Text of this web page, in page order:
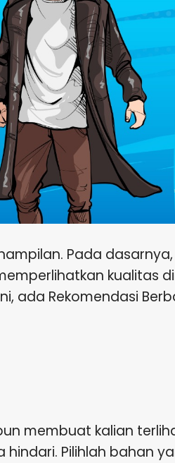
Pada
kualitas
ada Rekomendasi
membuat kalian
Pilihlah bahan